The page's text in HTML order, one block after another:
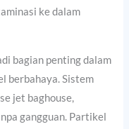
ke dalam
bagian penting dalam
berbahaya. Sistem
jet baghouse,
gangguan. Partikel